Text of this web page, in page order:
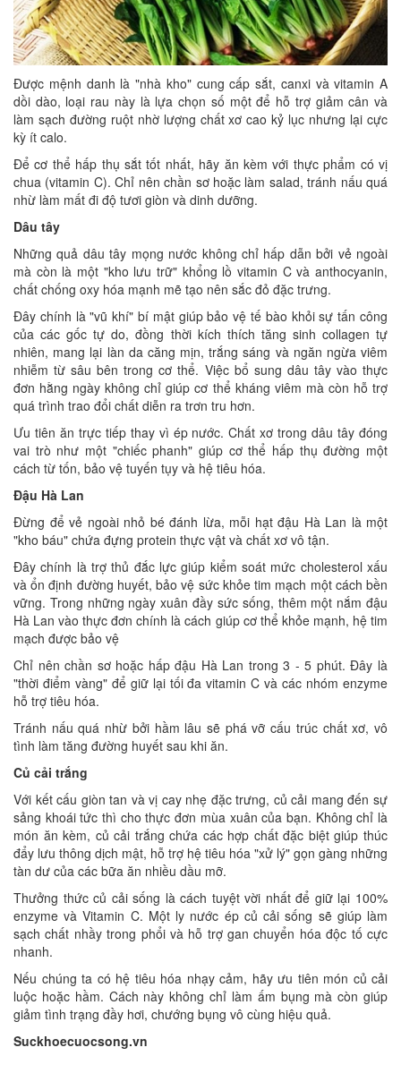
Được mệnh danh là "nhà kho" cung cấp sắt, canxi và vitamin A
dồi dào, loại rau này là lựa chọn số một để hỗ trợ giảm cân và
làm sạch đường ruột nhờ lượng chất xơ cao kỷ lục nhưng lại cực
kỳ ít calo.
Để cơ thể hấp thụ sắt tốt nhất, hãy ăn kèm với thực phẩm có vị
chua (vitamin C). Chỉ nên chần sơ hoặc làm salad, tránh nấu quá
nhừ làm mất đi độ tươi giòn và dinh dưỡng.
Dâu tây
Những quả dâu tây mọng nước không chỉ hấp dẫn bởi vẻ ngoài
mà còn là một "kho lưu trữ" khổng lồ vitamin C và anthocyanin,
chất chống oxy hóa mạnh mẽ tạo nên sắc đỏ đặc trưng.
Đây chính là "vũ khí" bí mật giúp bảo vệ tế bào khỏi sự tấn công
của các gốc tự do, đồng thời kích thích tăng sinh collagen tự
nhiên, mang lại làn da căng mịn, trắng sáng và ngăn ngừa viêm
nhiễm từ sâu bên trong cơ thể. Việc bổ sung dâu tây vào thực
đơn hằng ngày không chỉ giúp cơ thể kháng viêm mà còn hỗ trợ
quá trình trao đổi chất diễn ra trơn tru hơn.
Ưu tiên ăn trực tiếp thay vì ép nước. Chất xơ trong dâu tây đóng
vai trò như một "chiếc phanh" giúp cơ thể hấp thụ đường một
cách từ tốn, bảo vệ tuyến tụy và hệ tiêu hóa.
Đậu Hà Lan
Đừng để vẻ ngoài nhỏ bé đánh lừa, mỗi hạt đậu Hà Lan là một
"kho báu" chứa đựng protein thực vật và chất xơ vô tận.
Đây chính là trợ thủ đắc lực giúp kiểm soát mức cholesterol xấu
và ổn định đường huyết, bảo vệ sức khỏe tim mạch một cách bền
vững. Trong những ngày xuân đầy sức sống, thêm một nắm đậu
Hà Lan vào thực đơn chính là cách giúp cơ thể khỏe mạnh, hệ tim
mạch được bảo vệ
Chỉ nên chần sơ hoặc hấp đậu Hà Lan trong 3 - 5 phút. Đây là
"thời điểm vàng" để giữ lại tối đa vitamin C và các nhóm enzyme
hỗ trợ tiêu hóa.
Tránh nấu quá nhừ bởi hầm lâu sẽ phá vỡ cấu trúc chất xơ, vô
tình làm tăng đường huyết sau khi ăn.
Củ cải trắng
Với kết cấu giòn tan và vị cay nhẹ đặc trưng, củ cải mang đến sự
sảng khoái tức thì cho thực đơn mùa xuân của bạn. Không chỉ là
món ăn kèm, củ cải trắng chứa các hợp chất đặc biệt giúp thúc
đẩy lưu thông dịch mật, hỗ trợ hệ tiêu hóa "xử lý" gọn gàng những
tàn dư của các bữa ăn nhiều dầu mỡ.
Thưởng thức củ cải sống là cách tuyệt vời nhất để giữ lại 100%
enzyme và Vitamin C. Một ly nước ép củ cải sống sẽ giúp làm
sạch chất nhầy trong phổi và hỗ trợ gan chuyển hóa độc tố cực
nhanh.
Nếu chúng ta có hệ tiêu hóa nhạy cảm, hãy ưu tiên món củ cải
luộc hoặc hầm. Cách này không chỉ làm ấm bụng mà còn giúp
giảm tình trạng đầy hơi, chướng bụng vô cùng hiệu quả.
Suckhoecuocsong.vn